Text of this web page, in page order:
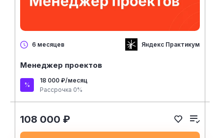
6 месяцев Яндекс Практикум
Менеджер проектов
18 000 ₽/месяц
Рассрочка 0%
108 000 ₽